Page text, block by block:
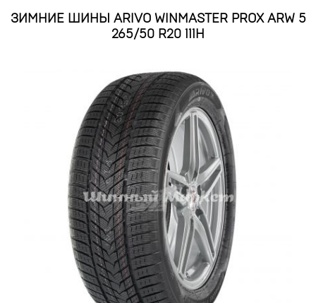
ЗИМНИЕ ШИНЫ ARIVO WINMASTER PROX ARW 5
265/50 R20 111H